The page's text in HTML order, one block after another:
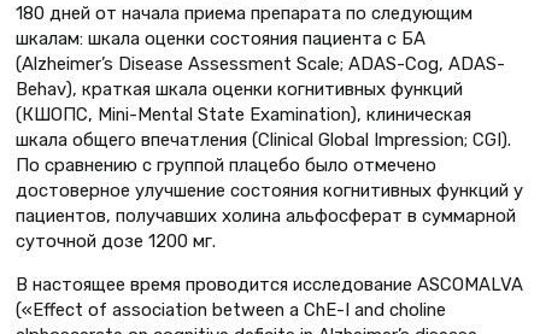
180 дней от начала приема препарата по следующим
шкалам: шкала оценки состояния пациента с БА
(Alzheimer’s Disease Assessment Scale; ADAS-Cog, ADAS-
Behav), краткая шкала оценки когнитивных функций
(КШОПС, Mini-Mental State Examination), клиническая
шкала общего впечатления (Clinical Global Impression; CGI).
По сравнению с группой плацебо было отмечено
достоверное улучшение состояния когнитивных функций у
пациентов, получавших холина альфосферат в суммарной
суточной дозе 1200 мг.
В настоящее время проводится исследование ASCOMALVA
(«Effect of association between a ChE-I and choline